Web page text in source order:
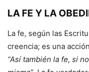
LA FE Y LA
La fe, según las
creencia; es una
“Así también la fe, si